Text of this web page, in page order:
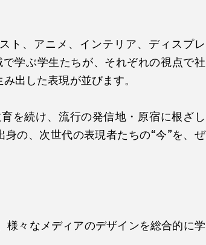
ト、アニメ、インテリア、ディスプレ
学ぶ学生たちが、それぞれの視点で社
出した表現が並びます。
を続け、流行の発信地・原宿に根ざし
の、次世代の表現者たちの“今”を、ぜ
様々なメディアのデザインを総合的に学